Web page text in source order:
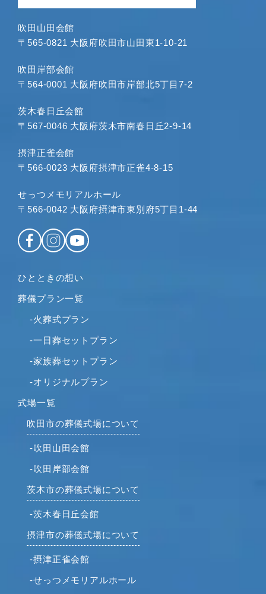
吹田山田会館
〒565-0821 大阪府吹田市山田東1-10-21
吹田岸部会館
〒564-0001 大阪府吹田市岸部北5丁目7-2
茨木春日丘会館
〒567-0046 大阪府茨木市南春日丘2-9-14
摂津正雀会館
〒566-0023 大阪府摂津市正雀4-8-15
せっつメモリアルホール
〒566-0042 大阪府摂津市東別府5丁目1-44
ひとときの想い
葬儀プラン一覧
-火葬式プラン
-一日葬セットプラン
-家族葬セットプラン
-オリジナルプラン
式場一覧
吹田市の葬儀式場について
-吹田山田会館
-吹田岸部会館
茨木市の葬儀式場について
-茨木春日丘会館
摂津市の葬儀式場について
-摂津正雀会館
-せっつメモリアルホール